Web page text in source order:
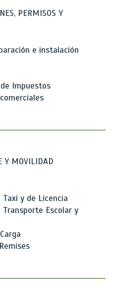
PERMISOS Y
e instalación
Impuestos
Y MOVILIDAD
y de Licencia
Escolar y